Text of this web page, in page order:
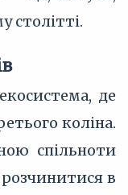
столітті.
де
коліна.
спільноти
в